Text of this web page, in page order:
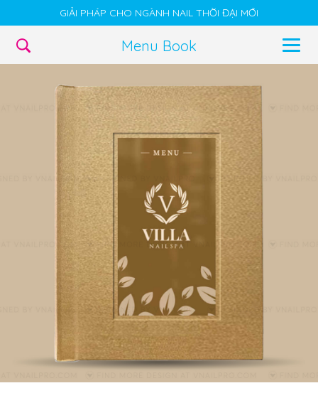
GIẢI PHÁP CHO NGÀNH NAIL THỜI ĐẠI MỚI
Menu Book